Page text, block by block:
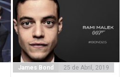
James Bond 25 de Abril, 2019